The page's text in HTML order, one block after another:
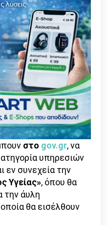
στο gov.gr, να
υπηρεσιών
εν συνεχεία την
Υγείας», όπου θα
την άυλη
θα εισέλθουν